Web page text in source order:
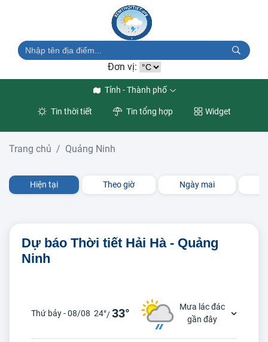
Đơn vị:
Tỉnh - Thành phố
Tin thời tiết Tin tổng hợp Widget
Trang chủ Quảng Ninh
Hiện tại Theo giờ Ngày mai
Dự báo Thời tiết Hải Hà - Quảng
Ninh
Thứ bảy - 08/08 24°/33°
Mưa lác đác
gần đây